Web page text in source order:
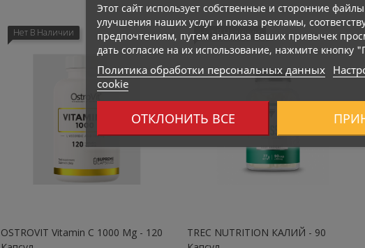
Нет В Наличии
OSTROVIT Vitamin C 1000 Mg - 120
Нет В Наличии
TREC NUTRITION КАЛИЙ - 90
Этот сайт использует собственные и сторонние
улучшения наших услуг и показа рекламы,
предпочтениям, путем анализа ваших привычек
дать согласие на их использование, нажмите кнопку
Политика обработки персональных данных
cookie
ОТКЛОНИТЬ ВСЕ